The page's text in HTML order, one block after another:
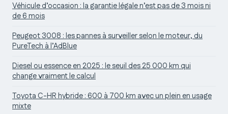
Véhicule d’occasion : la garantie légale n’est pas de 3 mois ni
de 6 mois
Peugeot 3008 : les pannes à surveiller selon le moteur, du
PureTech à l’AdBlue
Diesel ou essence en 2025 : le seuil des 25 000 km qui
change vraiment le calcul
Toyota C-HR hybride : 600 à 700 km avec un plein en usage
mixte